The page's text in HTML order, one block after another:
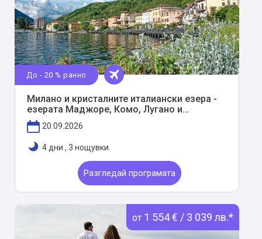
До - 20 % ранно
Милано и кристалните италиански езера -
езерата Маджоре, Комо, Лугано и
Боромееви острови
20.09.2026
4 дни , 3 нощувки
Разгледай програмата
от 1 554 € / 3 039 лв.*